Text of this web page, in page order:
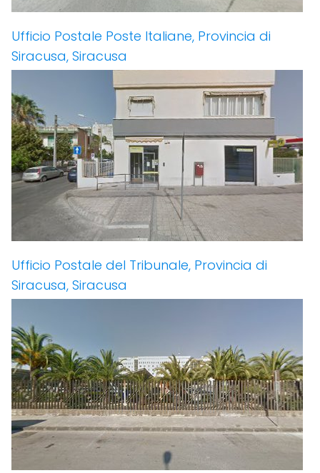
Ufficio Postale Poste Italiane, Provincia di
Siracusa, Siracusa
Ufficio Postale del Tribunale, Provincia di
Siracusa, Siracusa